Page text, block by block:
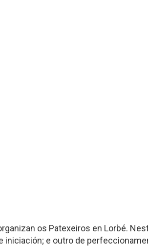
os Patexeiros en Lorbé.
iniciación; e outro de